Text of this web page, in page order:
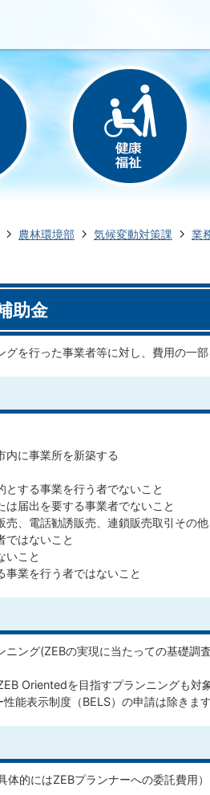
農林環境部 気候変動対策課 業
助金
を行った事業者等に対し、費用の一部
内に事業所を新築する
する事業を行う者でないこと
は届出を要する事業者でないこと
売、電話勧誘販売、連鎖販売取引その
ではないこと
いこと
業を行う者ではないこと
ニング(ZEBの実現に当たっての基礎調
Orientedを目指すプランニングも対象
能表示制度（BELS）の申請は除きます
的にはZEBプランナーへの委託費用）